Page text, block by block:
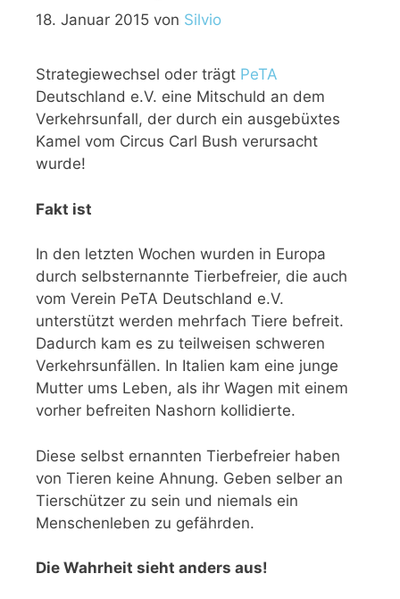
18. Januar 2015 von Silvio
Strategiewechsel oder trägt PeTA
Deutschland e.V. eine Mitschuld an dem
Verkehrsunfall, der durch ein ausgebüxtes
Kamel vom Circus Carl Bush verursacht
wurde!
Fakt ist
In den letzten Wochen wurden in Europa
durch selbsternannte Tierbefreier, die auch
vom Verein PeTA Deutschland e.V.
unterstützt werden mehrfach Tiere befreit.
Dadurch kam es zu teilweisen schweren
Verkehrsunfällen. In Italien kam eine junge
Mutter ums Leben, als ihr Wagen mit einem
vorher befreiten Nashorn kollidierte.
Diese selbst ernannten Tierbefreier haben
von Tieren keine Ahnung. Geben selber an
Tierschützer zu sein und niemals ein
Menschenleben zu gefährden.
Die Wahrheit sieht anders aus!